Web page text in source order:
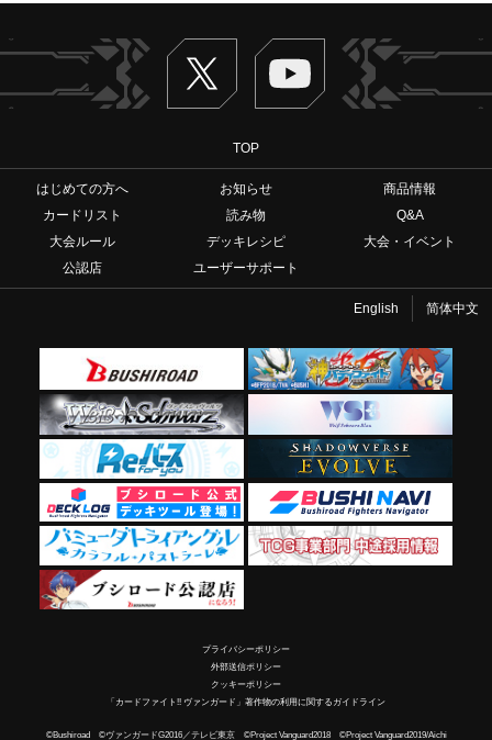
Twitter ヴァンガードch
TOP
はじめての方へ お知らせ
商品情報
カードリスト
読み物
Q&A
大会ルール
デッキレシピ
大会・イベント
公認店
ユーザーサポート
English 简体中文
プライバシーポリシー
外部送信ポリシー
クッキーポリシー
「カードファイト!! ヴァンガード」著作物の利用に関するガイドライン
©Bushiroad ©ヴァンガードG2016／テレビ東京 ©Project Vanguard2018 ©Project Vanguard2019/Aichi